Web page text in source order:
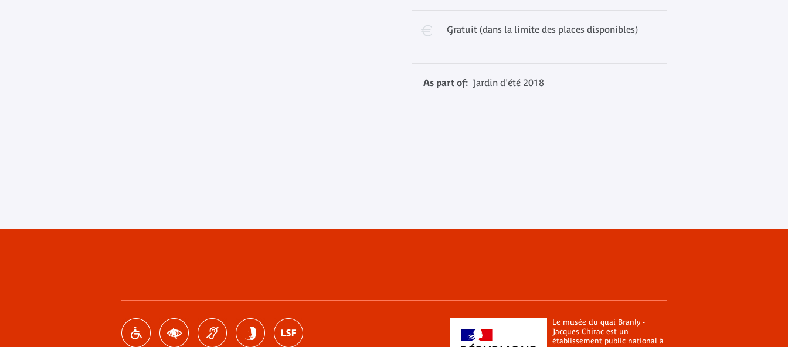
Gratuit (dans la limite des places disponibles)
As part of: Jardin d'été 2018
menu
Le musée du quai Branly -
Jacques Chirac est un
établissement public national à